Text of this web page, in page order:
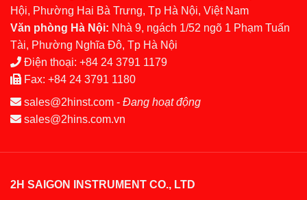
Hội, Phường Hai Bà Trưng, Tp Hà Nội, Việt Nam
Văn phòng Hà Nội: Nhà 9, ngách 1/52 ngõ 1 Phạm Tuấn
Tài, Phường Nghĩa Đô, Tp Hà Nội
Điện thoại: +84 24 3791 1179
Fax: +84 24 3791 1180
sales@2hinst.com - Đang hoạt động
sales@2hins.com.vn
2H SAIGON INSTRUMENT CO., LTD